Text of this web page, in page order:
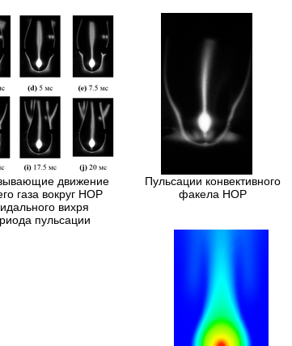
движение
газа вокруг НОР
вихря
пульсации
Пульсации конвективного
факела НОР